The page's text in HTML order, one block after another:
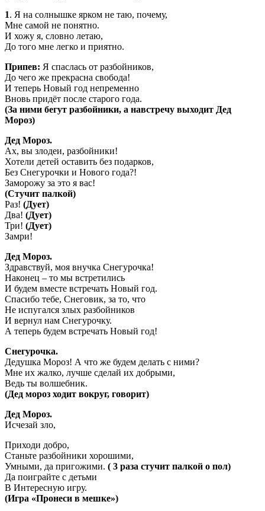
1. Я на солнышке ярком не таю, почему,
Мне самой не понятно.
И хожу я, словно летаю,
До того мне легко и приятно.
Припев: Я спаслась от разбойников,
До чего же прекрасна свобода!
И теперь Новый год непременно
Вновь придёт после старого года.
(За ними бегут разбойники, а навстречу выходит Дед
Мороз)
Дед Мороз.
Ах, вы злодеи, разбойники!
Хотели детей оставить без подарков,
Без Снегурочки и Нового года?!
Заморожу за это я вас!
(Стучит палкой)
Раз! (Дует)
Два! (Дует)
Три! (Дует)
Замри!
Дед Мороз.
Здравствуй, моя внучка Снегурочка!
Наконец – то мы встретились
И будем вместе встречать Новый год.
Спасибо тебе, Снеговик, за то, что
Не испугался злых разбойников
И вернул нам Снегурочку.
А теперь будем встречать Новый год!
Снегурочка.
Дедушка Мороз! А что же будем делать с ними?
Мне их жалко, лучше сделай их добрыми,
Ведь ты волшебник.
(Дед мороз ходит вокруг, говорит)
Дед Мороз.
Исчезай зло,
Приходи добро,
Станьте разбойники хорошими,
Умными, да пригожими. ( 3 раза стучит палкой о пол)
Да поиграйте с детьми
В Интересную игру.
(Игра «Пронеси в мешке»)